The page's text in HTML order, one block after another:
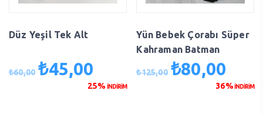
Düz Yeşil Tek Alt
₺60,00 Orijinal
₺45,00
andaki
25% İNDİRİM
Yün Bebek Çorabı Süper
Kahraman Batman
₺125,00 Orijinal
₺80,00
andaki
36%İNDİRİM